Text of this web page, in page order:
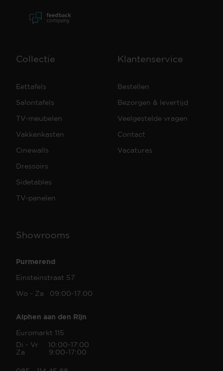
Collectie
Eettafels
Salontafels
TV-meubelen
Vakkenkasten
Cinewalls
Dressoirs
Sidetables
TV-panelen
Klantenservice
Bestellen
Bezorgen & levertijd
Veelgestelde vragen
Contact
Vacatures
Showrooms
Purmerend
Einsteinstraat 57
Wo - Za 09:00-17:00
Alphen aan den Rijn
Euromarkt 115
Di - Vr 10:00-17:00
Za 9:00-17:00